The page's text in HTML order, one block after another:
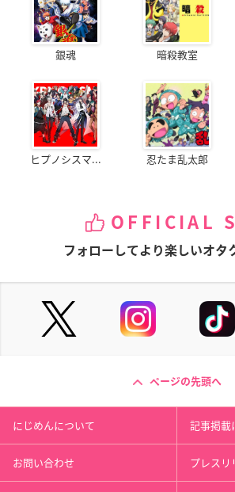
銀魂 暗殺教室
ヒプノシスマ... 忍たま乱太郎
OFFICIAL
フォローしてより楽しいオタ
ページの先頭へ
にじめんについて 記事掲載
お問い合わせ プレスリ